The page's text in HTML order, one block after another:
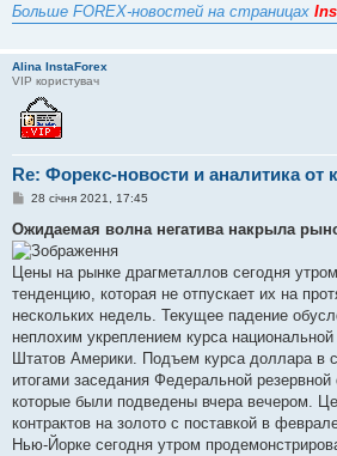
Больше FOREX-новостей на страницах
Alina InstaForex
VIP користувач
Re: Форекс-новости и аналитика от
П
в
і
д
о
л
е
н
я
28 січня 2021, 17:45
Ожидаемая волна негатива накрыла
Цены на рынке драгметаллов сегодня
тенденцию, которая не отпускает их на
нескольких недель. Текущее падение
неплохим укреплением курса
Штатов Америки. Подъем курса доллара в
итогами заседания Федеральной
которые были подведены вчера вечером.
контрактов на золото с поставкой в
Нью-Йорке сегодня утром